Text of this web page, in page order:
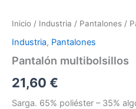
Inicio / Industria / Pantalones /
Industria, Pantalones
Pantalón multibolsillos
21,60 €
Sarga. 65% poliéster – 35%